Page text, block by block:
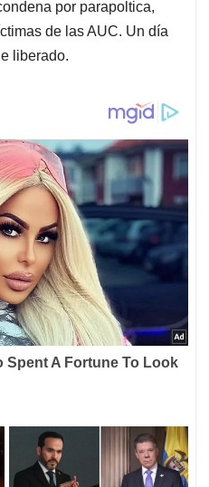
por parapoltica,
de las AUC. Un día
liberado.